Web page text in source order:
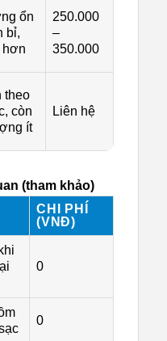
ổn
bỉ,
hơn
250.000
–
350.000
theo
còn
ít
Liên hệ
(tham khảo)
CHI PHÍ
(VNĐ)
0
0